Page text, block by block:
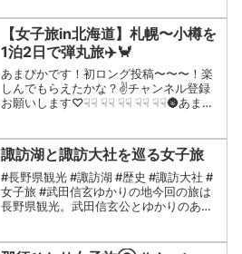
【女子旅in北海道】札幌〜小樽を
1泊2日で弾丸旅✈️🦀
あまぴかです！初ロング投稿〜〜〜！楽
しんでもらえたかな？✌️チャンネル登録
お願いします♡☟☟ ☟☟ ☟☟ ☟☟ ☟☟🌚あまぴ
【TikTok】🌝ひ...
諏訪湖と諏訪大社を巡る女子旅
#長野県観光 #諏訪湖 #歴史 #諏訪大社 #
女子旅 #武田信玄ゆかりの地今回の旅は
長野県観光。武田信玄公とゆかりのある